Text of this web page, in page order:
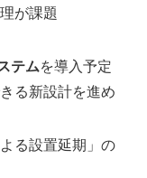
が課題
テムを導入予定
る新設計を進め
る設置延期」の